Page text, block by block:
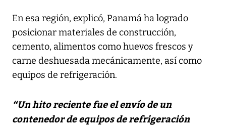
En esa región, explicó, Panamá ha logrado
posicionar materiales de construcción,
cemento, alimentos como huevos frescos y
carne deshuesada mecánicamente, así como
equipos de refrigeración.
“Un hito reciente fue el envío de un
contenedor de equipos de refrigeración